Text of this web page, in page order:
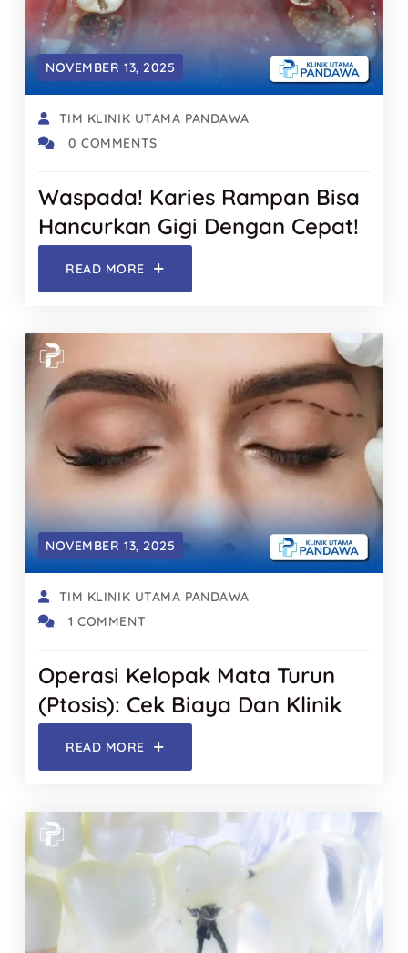
NOVEMBER 13, 2025
TIM KLINIK UTAMA PANDAWA
0 COMMENTS
Waspada! Karies Rampan Bisa
Hancurkan Gigi Dengan Cepat!
READ MORE
NOVEMBER 13, 2025
TIM KLINIK UTAMA PANDAWA
1 COMMENT
Operasi Kelopak Mata Turun
(Ptosis): Cek Biaya Dan Klinik
READ MORE